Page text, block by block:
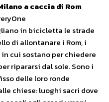
a caccia di Rom
in bicicletta le strade
di allontanare i Rom, i
cui sostano per chiedere
ripararsi dal sole. Sono i
delle loro ronde
chiese: luoghi sacri dove